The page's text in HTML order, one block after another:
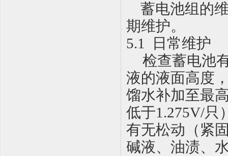
蓄电池组的
期维护。
5.1
日常维护
检查蓄电池
液的液面高度
馏水补加至最
低于1.275V/只
有无松动（紧
碱液、油渍、